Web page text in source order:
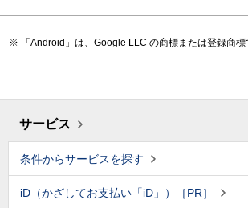
「Android」は、Google LLC の商標または登録商標
サービス
条件からサービスを探す
iD（かざしてお支払い「iD」）［PR］